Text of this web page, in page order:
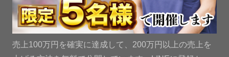
売上100万円を確実に達成して、200万円以上の売上を